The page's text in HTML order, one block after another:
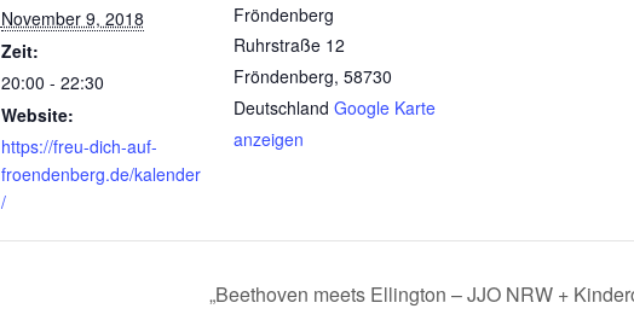
November 9, 2018
Zeit:
20:00 - 22:30
Website:
https://freu-dich-auf-
froendenberg.de/kalender
/
Fröndenberg
Ruhrstraße 12
Fröndenberg, 58730
Deutschland Google Karte
anzeigen
„Beethoven meets Ellington – JJO NRW +